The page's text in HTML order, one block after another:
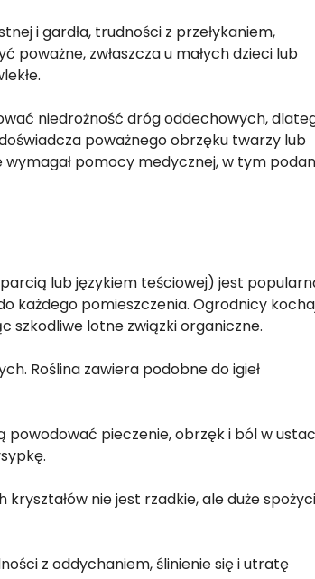
i gardła, trudności z przełykaniem,
zwłaszcza u małych dzieci lub
niedrożność dróg oddechowych,
poważnego obrzęku twarzy lub
pomocy medycznej, w tym
lub językiem teściowej) jest
każdego pomieszczenia. Ogrodnicy
szkodliwe lotne związki organiczne.
Roślina zawiera podobne do igieł
powodować pieczenie, obrzęk i ból w
nie jest rzadkie, ale duże
z oddychaniem, ślinienie się i utratę